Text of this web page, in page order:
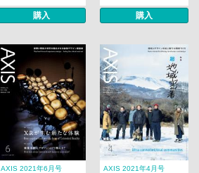
購入 購入
AXIS 2021年6月号 AXIS 2021年4月号